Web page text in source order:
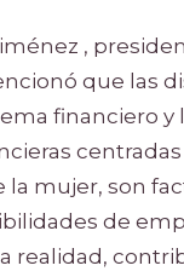
,
que las
financiero y
centradas
la mujer, son
de
realidad,